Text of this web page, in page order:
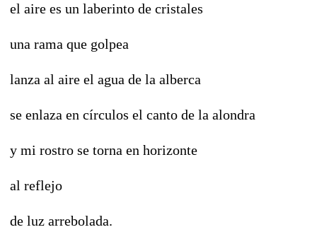
el aire es un laberinto de cristales
una rama que golpea
lanza al aire el agua de la alberca
se enlaza en círculos el canto de la alondra
y mi rostro se torna en horizonte
al reflejo
de luz arrebolada.